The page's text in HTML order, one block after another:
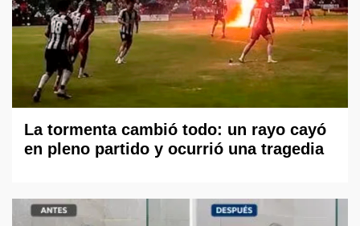
La tormenta cambió todo: un rayo cayó
en pleno partido y ocurrió una tragedia